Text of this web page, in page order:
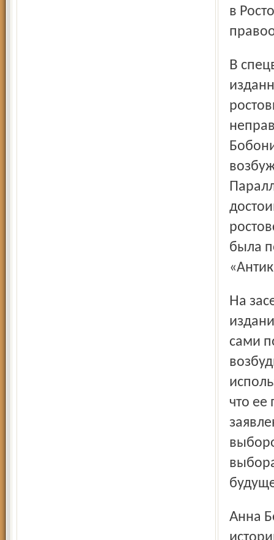
в
В спецвыпуске «Антикриминальный вестник», якобы
была
На заседании суда 4 июня представители столичного
сами
что ее
Анна Бобонина рассказала настоящую детективную